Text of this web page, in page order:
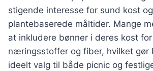
stigende interesse for sund kost og
plantebaserede måltider. Mange
at inkludere bønner i deres kost
næringsstoffer og fiber, hvilket gør
ideelt valg til både picnic og